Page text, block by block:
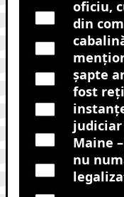
oficiu,
din
şapte
fost
judiciar
Maine
nu